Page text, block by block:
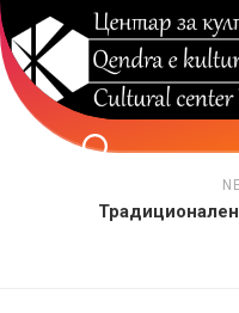
Skip
to
content